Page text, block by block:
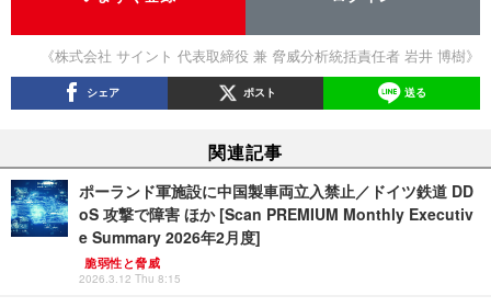
《株式会社 サイント 代表取締役 兼 脅威分析統括責任者 岩井 博樹》
シェア ポスト 送る
関連記事
ポーランド軍施設に中国製車両立入禁止／ドイツ鉄道 DD
oS 攻撃で障害 ほか [Scan PREMIUM Monthly Executiv
e Summary 2026年2月度]
脆弱性と脅威
2026.3.12 Thu 8:15